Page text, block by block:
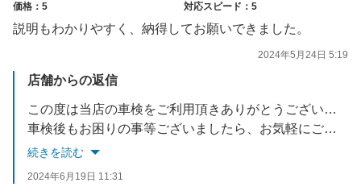
価格：5
対応スピード：5
説明もわかりやすく、納得してお願いできました。
2024年5月24日 5:19
店舗からの返信
この度は当店の車検をご利用頂きありがとうございました。
車検後もお困りの事等ございましたら、お気軽にご相談下さい。
スタッフ一同お待ちしております。
続きを読む
2024年6月19日 11:31